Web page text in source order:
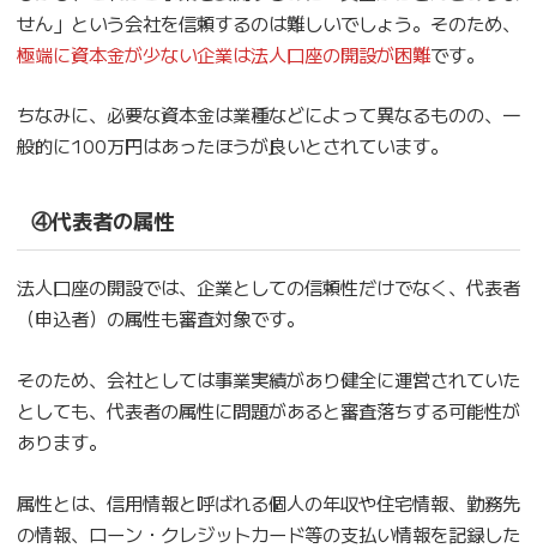
せん」という会社を信頼するのは難しいでしょう。そのため、
極端に資本金が少ない企業は法人口座の開設が困難です。
ちなみに、必要な資本金は業種などによって異なるものの、一
般的に100万円はあったほうが良いとされています。
④代表者の属性
法人口座の開設では、企業としての信頼性だけでなく、代表者
（申込者）の属性も審査対象です。
そのため、会社としては事業実績があり健全に運営されていた
としても、代表者の属性に問題があると審査落ちする可能性が
あります。
属性とは、信用情報と呼ばれる個人の年収や住宅情報、勤務先
の情報、ローン・クレジットカード等の支払い情報を記録した